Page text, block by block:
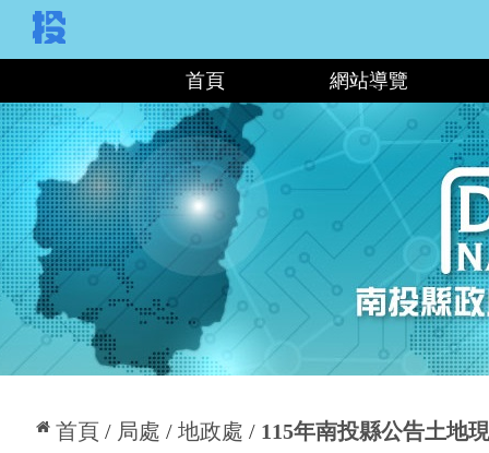
首頁 網站導覽
首頁 局處 地政處 115年南投縣公告土地